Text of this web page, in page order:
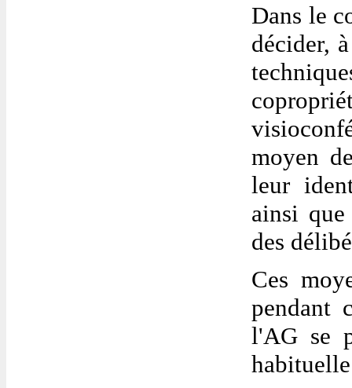
Dans le
décider,
moyen
leur
ainsi
des
Ces
pendant
l'AG se